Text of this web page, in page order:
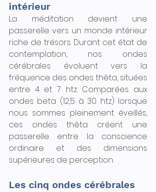
intérieur
La méditation devient une
passerelle vers un monde intérieur
riche de trésors. Durant cet état de
contemplation, nos ondes
cérébrales évoluent vers la
fréquence des ondes thêta, situées
entre 4 et 7 htz. Comparées aux
ondes beta (12,5 à 30 htz) lorsque
nous sommes pleinement éveillés,
ces ondes thêta créent une
passerelle entre la conscience
ordinaire et des dimensions
supérieures de perception.
Les cinq ondes cérébrales